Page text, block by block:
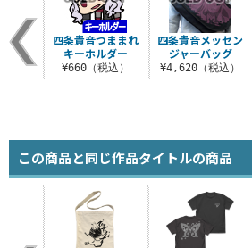
四条貴音メッセン
ジャーバッグ
¥4,620（税込）
四条貴音つままれ
キーホルダー
¥660（税込）
この商品と同じ作品タイトルの商品